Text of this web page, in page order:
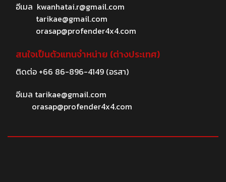
อีเมล kwanhatai.r@gmail.com
tarikae@gmail.com
orasap@profender4x4.com
สนใจเป็นตัวแทนจำหน่าย (ต่างประเทศ)
ติดต่อ +66 86-896-4149(อรสา)
อีเมล tarikae@gmail.com
orasap@profender4x4.com